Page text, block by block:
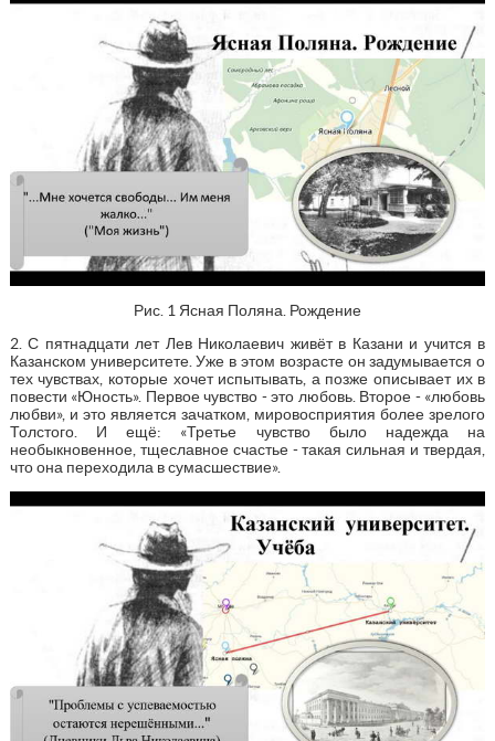
Рис. 1 Ясная Поляна. Рождение
2. С пятнадцати лет Лев Николаевич живёт в Казани и учится в
Казанском университете. Уже в этом возрасте он задумывается о
тех чувствах, которые хочет испытывать, а позже описывает их в
повести «Юность». Первое чувство - это любовь. Второе - «любовь
любви», и это является зачатком, мировосприятия более зрелого
Толстого. И ещё: «Третье чувство было надежда на
необыкновенное, тщеславное счастье - такая сильная и твердая,
что она переходила в сумасшествие».